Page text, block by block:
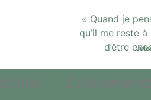
« Quand je
qu’il me reste
d’être
Evénements